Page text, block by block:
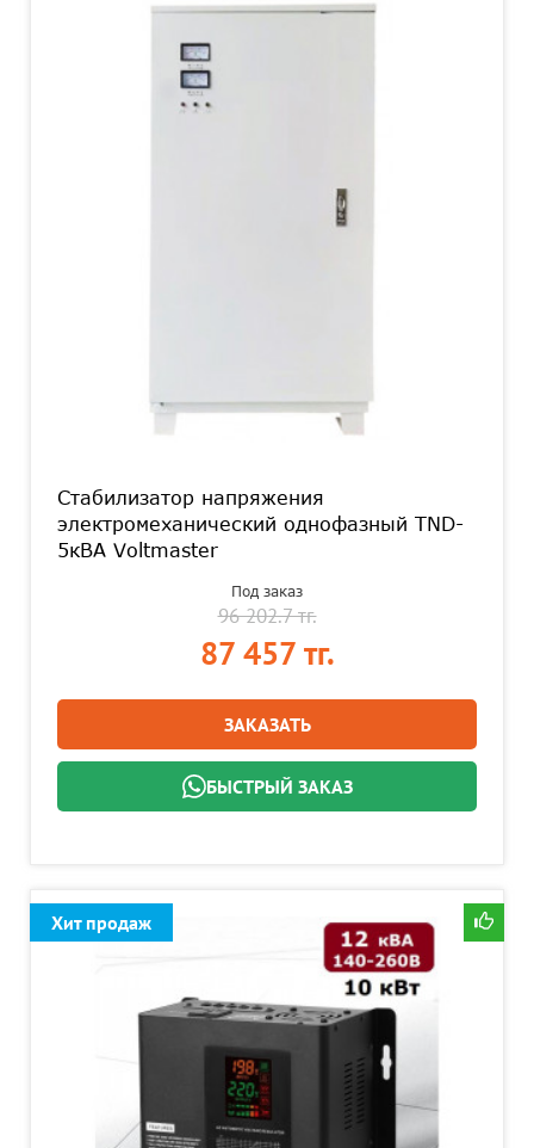
Стабилизатор напряжения
электромеханический однофазный TND-
5кВА Voltmaster
Под заказ
96 202.7 тг.
87 457 тг.
ЗАКАЗАТЬ
БЫСТРЫЙ ЗАКАЗ
Хит продаж